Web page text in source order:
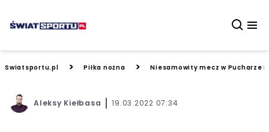
Swiatsportu.pl > Piłka nożna > Niesamowity mecz w Pucharze
Aleksy Kiełbasa 19.03.2022 07:34